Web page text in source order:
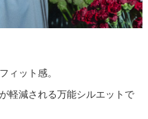
ィット感。
軽減される万能シルエットで